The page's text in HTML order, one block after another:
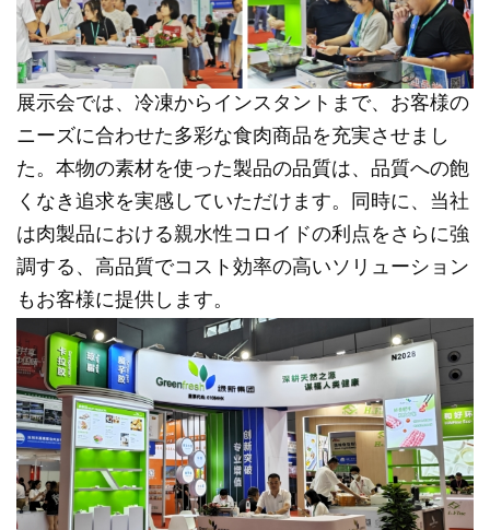
展示会では、冷凍からインスタントまで、お客様の
ニーズに合わせた多彩な食肉商品を充実させまし
た。本物の素材を使った製品の品質は、品質への飽
くなき追求を実感していただけます。同時に、当社
は肉製品における親水性コロイドの利点をさらに強
調する、高品質でコスト効率の高いソリューション
もお客様に提供します。